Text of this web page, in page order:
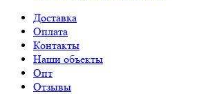
Доставка
Оплата
Контакты
Наши объекты
Опт
Отзывы